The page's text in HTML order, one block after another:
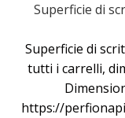
Superficie di
Superficie di
tutti i carrelli,
https://